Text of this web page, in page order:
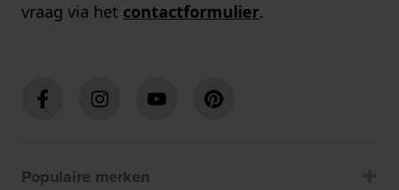
vraag via het contactformulier.
Populaire merken